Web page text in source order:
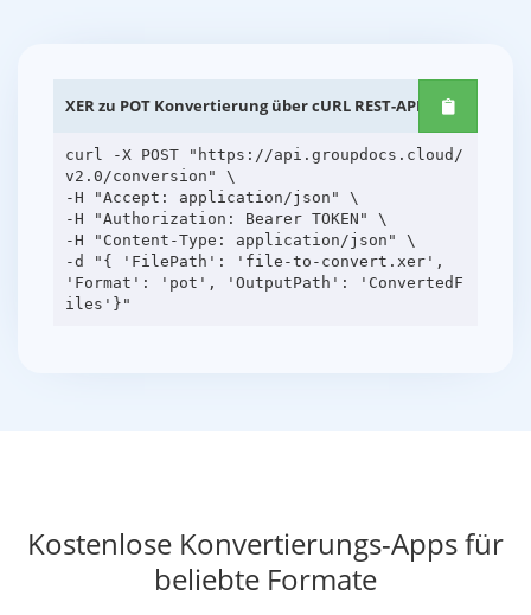
XER zu POT Konvertierung über cURL REST-APIs
curl -X POST "https://api.groupdocs.cloud/
v2.0/conversion" \
-H "Accept: application/json" \
-H "Authorization: Bearer TOKEN" \
-H "Content-Type: application/json" \
-d "{ 'FilePath': 'file-to-convert.xer',
'Format': 'pot', 'OutputPath': 'ConvertedF
Kostenlose Konvertierungs-Apps für
beliebte Formate